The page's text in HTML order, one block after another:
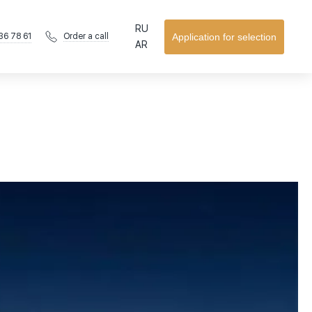
78 61 Order a call Application for selection
RU
AR